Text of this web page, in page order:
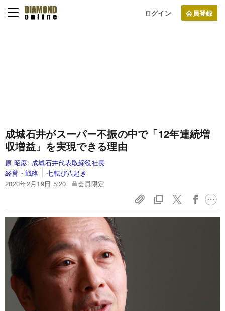
ログイン
成城石井がスーパー不振の中で「12年連続増
収増益」を実現できる理由
原 昭彦: 成城石井代表取締役社長
経営・戦略
七転び八起き
2020年2月19日 5:20
会員限定